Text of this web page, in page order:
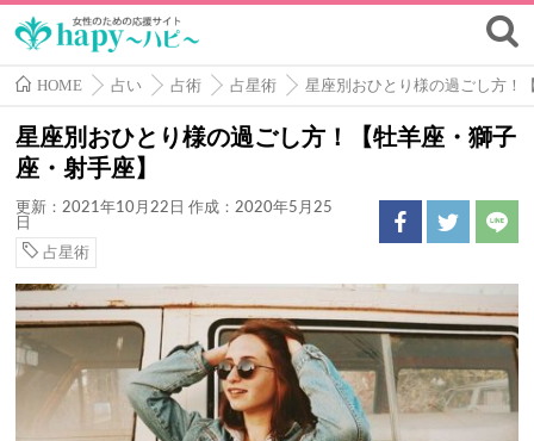
HOME 占い 占術 占星術 星座別おひとり様の過ごし方！
星座別おひとり様の過ごし方！【牡羊座・獅子
座・射手座】
更新：2021年10月22日 作成：2020年5月25
日
占星術